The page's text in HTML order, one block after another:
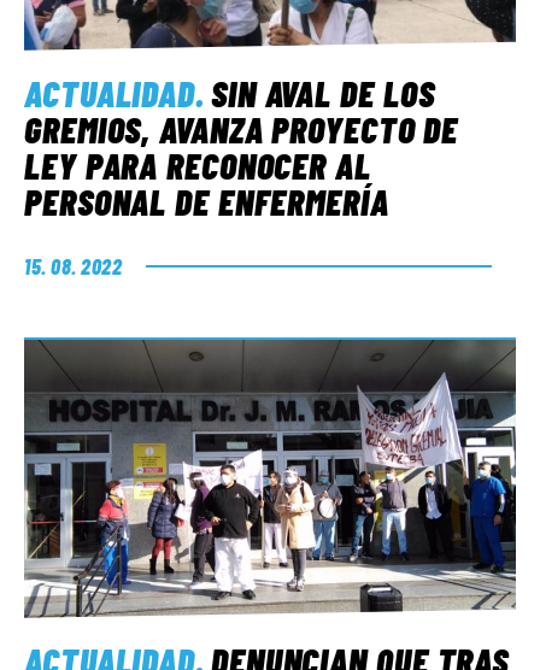
ACTUALIDAD.SIN AVAL DE LOS
GREMIOS, AVANZA PROYECTO DE
LEY PARA RECONOCER AL
PERSONAL DE ENFERMERÍA
15. 08. 2022
ACTUALIDAD.DENUNCIAN QUE TRAS